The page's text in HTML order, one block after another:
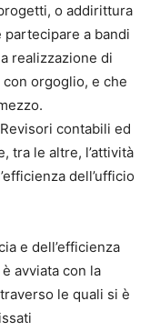
o addirittura
a bandi
realizzazione di
orgoglio, e che
contabili ed
tra le altre, l’attività
dell’ufficio
e dell’efficienza
avviata con la
le quali si è